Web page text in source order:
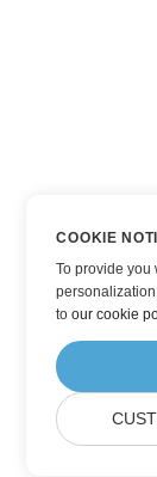
COOKIE
To provide you
toour cookie